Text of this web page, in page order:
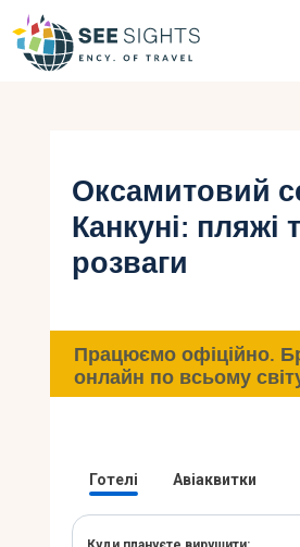
Гарячі тури
Типи Турів
Країни
Інфо
Блог
Оксамитовий
Канкуні: пляжі
розваги
Працюємо офіційно.
онлайн по всьому